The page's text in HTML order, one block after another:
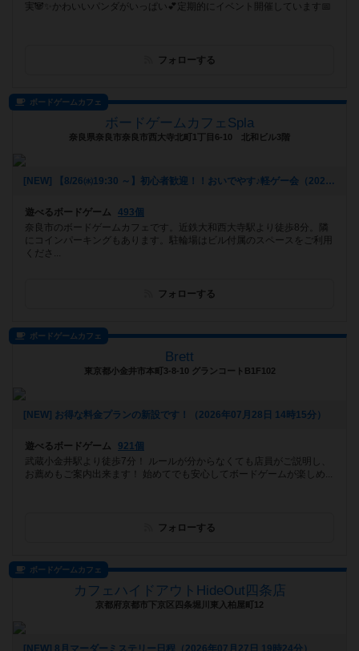
実🐼✨かわいいパンダがいっぱい💕定期的にイベント開催しています📅
フォローする
ボードゲームカフェ
ボードゲームカフェSpla
奈良県奈良市奈良市西大寺北町1丁目6-10 北和ビル3階
[NEW] 【8/26㈬19:30 ～】初心者歓迎！！おいでやす♪軽ゲー会（2026年07月29日 19時38分）
遊べるボードゲーム
493個
奈良市のボードゲームカフェです。近鉄大和西大寺駅より徒歩8分。隣
にコインパーキングもあります。駐輪場はビル付属のスペースをご利用
くださ...
フォローする
ボードゲームカフェ
Brett
東京都小金井市本町3-8-10 グランコートB1F102
[NEW] お得な料金プランの新設です！（2026年07月28日 14時15分）
遊べるボードゲーム
921個
武蔵小金井駅より徒歩7分！ ルールが分からなくても店員がご説明し、
お薦めもご案内出来ます！ 始めてでも安心してボードゲームが楽しめ...
フォローする
ボードゲームカフェ
カフェハイドアウトHideOut四条店
京都府京都市下京区四条堀川東入柏屋町12
[NEW] 8月マーダーミステリー日程（2026年07月27日 19時24分）